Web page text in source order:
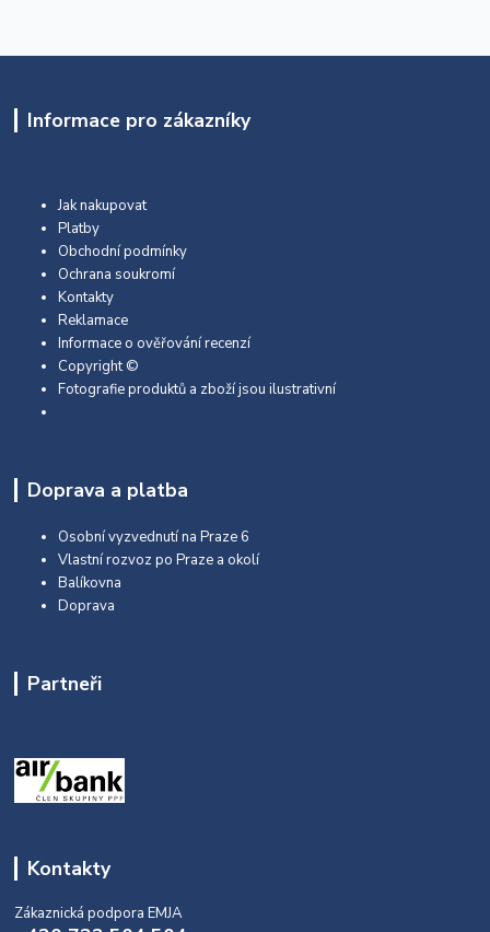
Informace pro zákazníky
Jak nakupovat
Platby
Obchodní podmínky
Ochrana soukromí
Kontakty
Reklamace
Informace o ověřování recenzí
Copyright ©
Fotografie produktů a zboží jsou ilustrativní
Doprava a platba
Osobní vyzvednutí na Praze 6
Vlastní rozvoz po Praze a okolí
Balíkovna
Doprava
Partneři
Kontakty
Zákaznická podpora EMJA